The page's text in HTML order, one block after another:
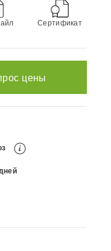
Сертификат
цены